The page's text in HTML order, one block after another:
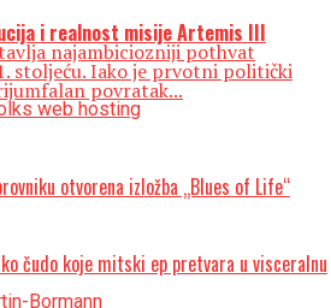
i realnost misije Artemis III
najambiciozniji pothvat
stoljeću. Iako je prvotni politički
povratak...
otvorena izložba „Blues of Life“
čudo koje mitski ep pretvara u visceralnu